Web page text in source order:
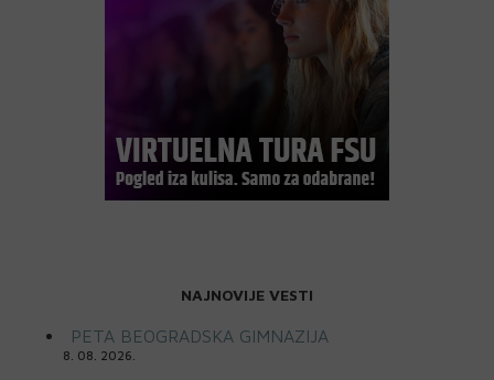
NAJNOVIJE VESTI
PETA BEOGRADSKA GIMNAZIJA
8. 08. 2026.